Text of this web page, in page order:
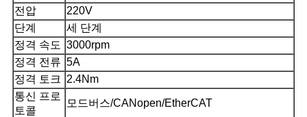
전압
220V
단계
세 단계
정격 속도 3000rpm
정격 전류 5A
정격 토크
2.4Nm
통신 프로
토콜
모드버스/CANopen/EtherCAT